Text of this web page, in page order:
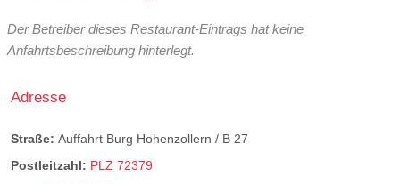
Der Betreiber dieses Restaurant-Eintrags hat keine
Anfahrtsbeschreibung hinterlegt.
Adresse
Straße: Auffahrt Burg Hohenzollern / B 27
Postleitzahl: PLZ 72379